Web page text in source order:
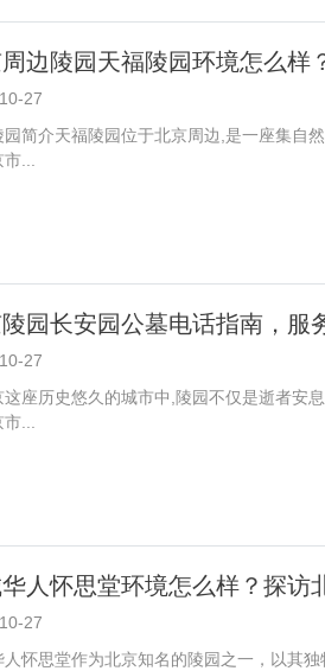
边陵园天福陵园环境怎么样
27
园简介天福陵园位于北京周边,是一座集自
...
园长安园公墓电话指南，服
27
这座历史悠久的城市中,陵园不仅是逝者安
...
人怀思堂环境怎么样？探访
27
人怀思堂作为北京知名的陵园之一，以其